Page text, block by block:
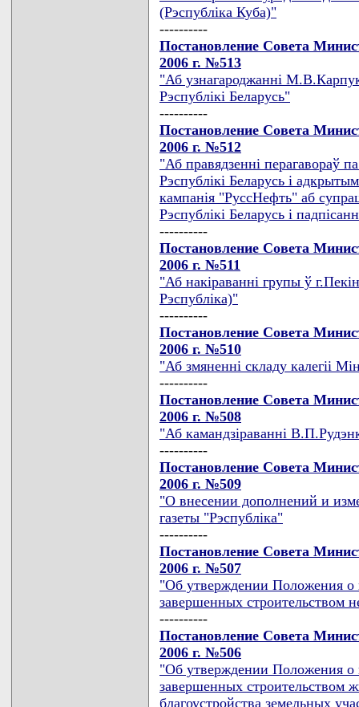
(Рэспублiка Куба)"
----------
Постановление Совета
2006 г. №513
"Аб узнагароджаннi
Рэспублiкi Беларусь"
----------
Постановление Совета
2006 г. №512
"Аб правядзеннi перагавораў
Рэспублiкi Беларусь i
кампанiя "РуссНефть" аб
Рэспублiкi Беларусь i
----------
Постановление Совета
2006 г. №511
"Аб накiраваннi групы ў
Рэспублiка)"
----------
Постановление Совета
2006 г. №510
"Аб змяненнi складу калегii
----------
Постановление Совета
2006 г. №508
"Аб камандзiраваннi
----------
Постановление Совета
2006 г. №509
"О внесении дополнений и
газеты "Рэспублiка"
----------
Постановление Совета
2006 г. №507
"Об утверждении Положения о
завершенных строительством
----------
Постановление Совета
2006 г. №506
"Об утверждении Положения о
завершенных строительством
благоустройства земельных